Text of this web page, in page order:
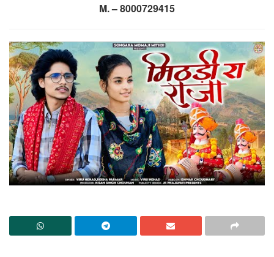
M. – 8000729415